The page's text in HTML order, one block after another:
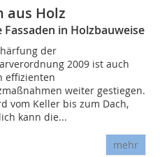
aus Holz
in Holzbauweise
der
2009 ist auch
effizienten
weiter gestiegen.
vom Keller bis zum Dach,
kann die...
mehr